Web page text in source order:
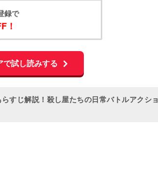
録で
！
試し読みする
すじ解説！殺し屋たちの日常バトルアクショ